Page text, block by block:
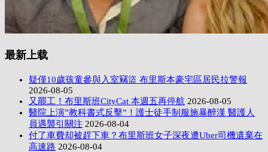
最新上载
疑僅10歲孩童參與入室竊盜 布里斯本豪宅區居民拉警報
2026-08-05
又罷工！布里斯班CityCat 本週五再停航 2026-08-05
醫院上演”教科書式反擊”！護士徒手制服施暴醉漢 醫護人
員遇襲引關注 2026-08-04
付了車費却被趕下車？布里斯班女子深夜遭Uber司機遺棄在
高速路 2026-08-04